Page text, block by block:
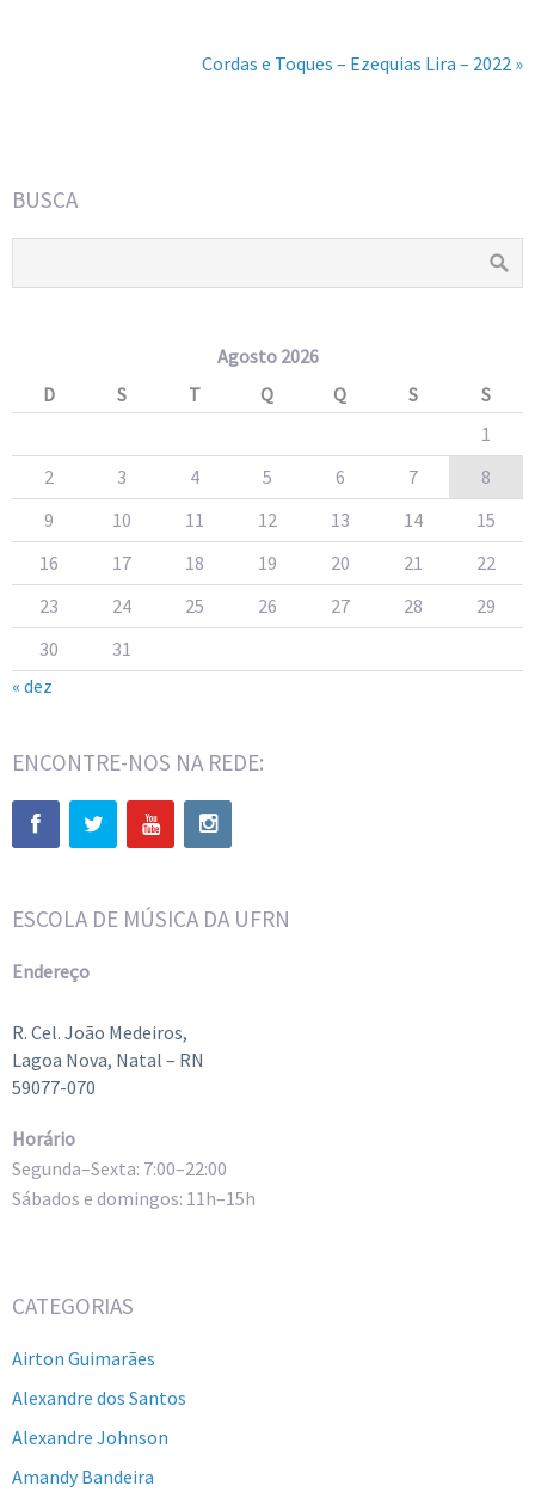
Cordas e Toques – Ezequias Lira – 2022 »
BUSCA
Agosto 2026
D
S T Q Q S
S
1
2
3 4 5 6 7
8
9
10 11 12 13 14
15
16
17 18 19 20 21
22
23
24 25 26 27 28
29
30
31
« dez
ENCONTRE-NOS NA REDE:
ESCOLA DE MÚSICA DA UFRN
Endereço
R. Cel. João Medeiros,
Lagoa Nova, Natal – RN
59077-070
Horário
Segunda–Sexta: 7:00–22:00
Sábados e domingos: 11h–15h
CATEGORIAS
Airton Guimarães
Alexandre dos Santos
Alexandre Johnson
Amandy Bandeira